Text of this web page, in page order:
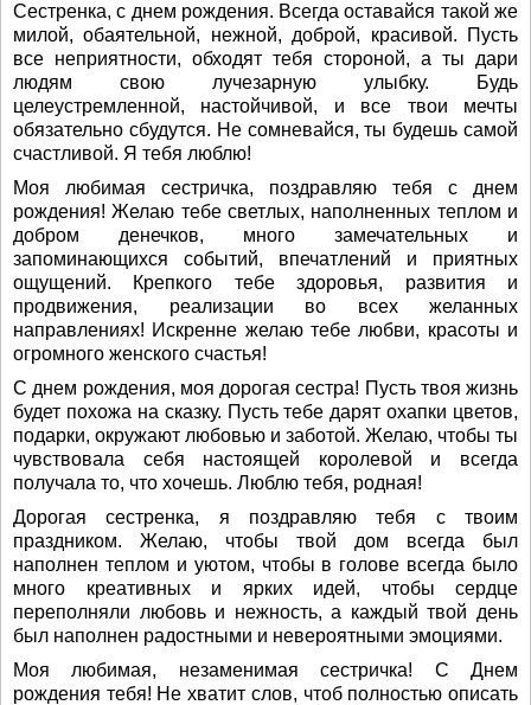
Сестренка, с днем рождения. Всегда оставайся такой же
милой, обаятельной, нежной, доброй, красивой. Пусть
все неприятности, обходят тебя стороной, а ты дари
людям свою лучезарную улыбку. Будь
целеустремленной, настойчивой, и все твои мечты
обязательно сбудутся. Не сомневайся, ты будешь самой
счастливой. Я тебя люблю!
Моя любимая сестричка, поздравляю тебя с днем
рождения! Желаю тебе светлых, наполненных теплом и
добром денечков, много замечательных и
запоминающихся событий, впечатлений и приятных
ощущений. Крепкого тебе здоровья, развития и
продвижения, реализации во всех желанных
направлениях! Искренне желаю тебе любви, красоты и
огромного женского счастья!
С днем рождения, моя дорогая сестра! Пусть твоя жизнь
будет похожа на сказку. Пусть тебе дарят охапки цветов,
подарки, окружают любовью и заботой. Желаю, чтобы ты
чувствовала себя настоящей королевой и всегда
получала то, что хочешь. Люблю тебя, родная!
Дорогая сестренка, я поздравляю тебя с твоим
праздником. Желаю, чтобы твой дом всегда был
наполнен теплом и уютом, чтобы в голове всегда было
много креативных и ярких идей, чтобы сердце
переполняли любовь и нежность, а каждый твой день
был наполнен радостными и невероятными эмоциями.
Моя любимая, незаменимая сестричка! С Днем
рождения тебя! Не хватит слов, чтоб полностью описать